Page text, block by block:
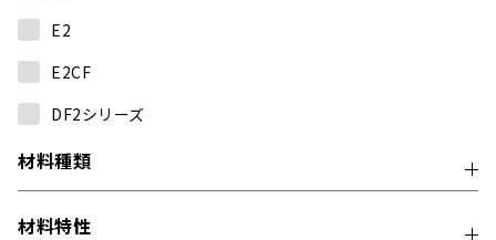
E2
E2CF
DF2シリーズ
材料種類
材料特性